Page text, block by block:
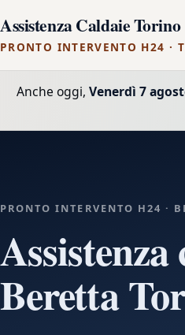
Assistenza Caldaie Torino
PRONTO INTERVENTO H24 ·
Anche oggi, Venerdì 7
PRONTO INTERVENTO H24 ·
Assistenza
Beretta